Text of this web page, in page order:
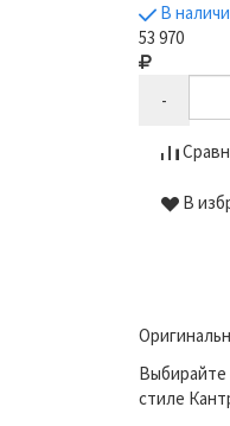
В
53 970
-
В
Выбирайте
стиле